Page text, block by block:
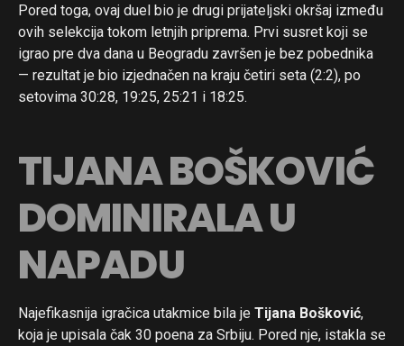
Pored toga, ovaj duel bio je drugi prijateljski okršaj između
ovih selekcija tokom letnjih priprema. Prvi susret koji se
igrao pre dva dana u Beogradu završen je bez pobednika
— rezultat je bio izjednačen na kraju četiri seta (2:2), po
setovima 30:28, 19:25, 25:21 i 18:25.
TIJANA BOŠKOVIĆ
DOMINIRALA U
NAPADU
Najefikasnija igračica utakmice bila je Tijana Bošković,
koja je upisala čak 30 poena za Srbiju. Pored nje, istakla se